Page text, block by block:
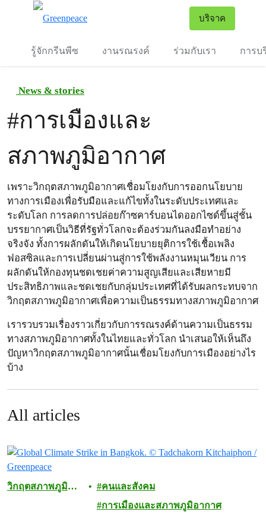
บริจาค
รู้จักกรีนพีซ งานรณรงค์ ร่วมกับเรา การบ
News & stories
#การเมืองและ
สภาพภูมิอากาศ
เพราะวิกฤตสภาพภูมิอากาศเชื่อมโยงกับการออกนโยบาย
ทางการเมืองเพื่อรับมือและแก้ไขทั้งในระดับประเทศและ
ระดับโลก การลดการปล่อยก๊าซคาร์บอนไดออกไซด์ขึ้นสู่ชั้น
บรรยากาศเป็นวิธีที่รัฐทั่วโลกจะต้องร่วมกันลงมือทำอย่าง
จริงจัง ทั้งการผลักดันให้เกิดนโยบายยุติการใช้เชื้อเพลิง
ฟอสซิลและการเปลี่ยนผ่านสู่การใช้พลังงานหมุนเวียน การ
ผลักดันให้กองทุนชดเชยค่าความสูญเสียและเสียหายมี
ประสิทธิภาพและชดเชยกับกลุ่มประเทศที่ได้รับผลกระทบจาก
วิกฤตสภาพภูมิอากาศเพื่อความเป็นธรรมทางสภาพภูมิอากาศ
เรารวบรวมเรื่องราวเกี่ยวกับการรณรงค์ด้านความเป็นธรรม
ทางสภาพภูมิอากาศทั้งในไทยและทั่วโลก นำเสนอให้เห็นถึง
ปัญหาวิกฤตสภาพภูมิอากาศนั้นเชื่อมโยงกับการเมืองอย่างไร
บ้าง
All articles
วิกฤตสภาพภูมิ
คนและสังคม
การเมืองและสภาพภูมิอากาศ